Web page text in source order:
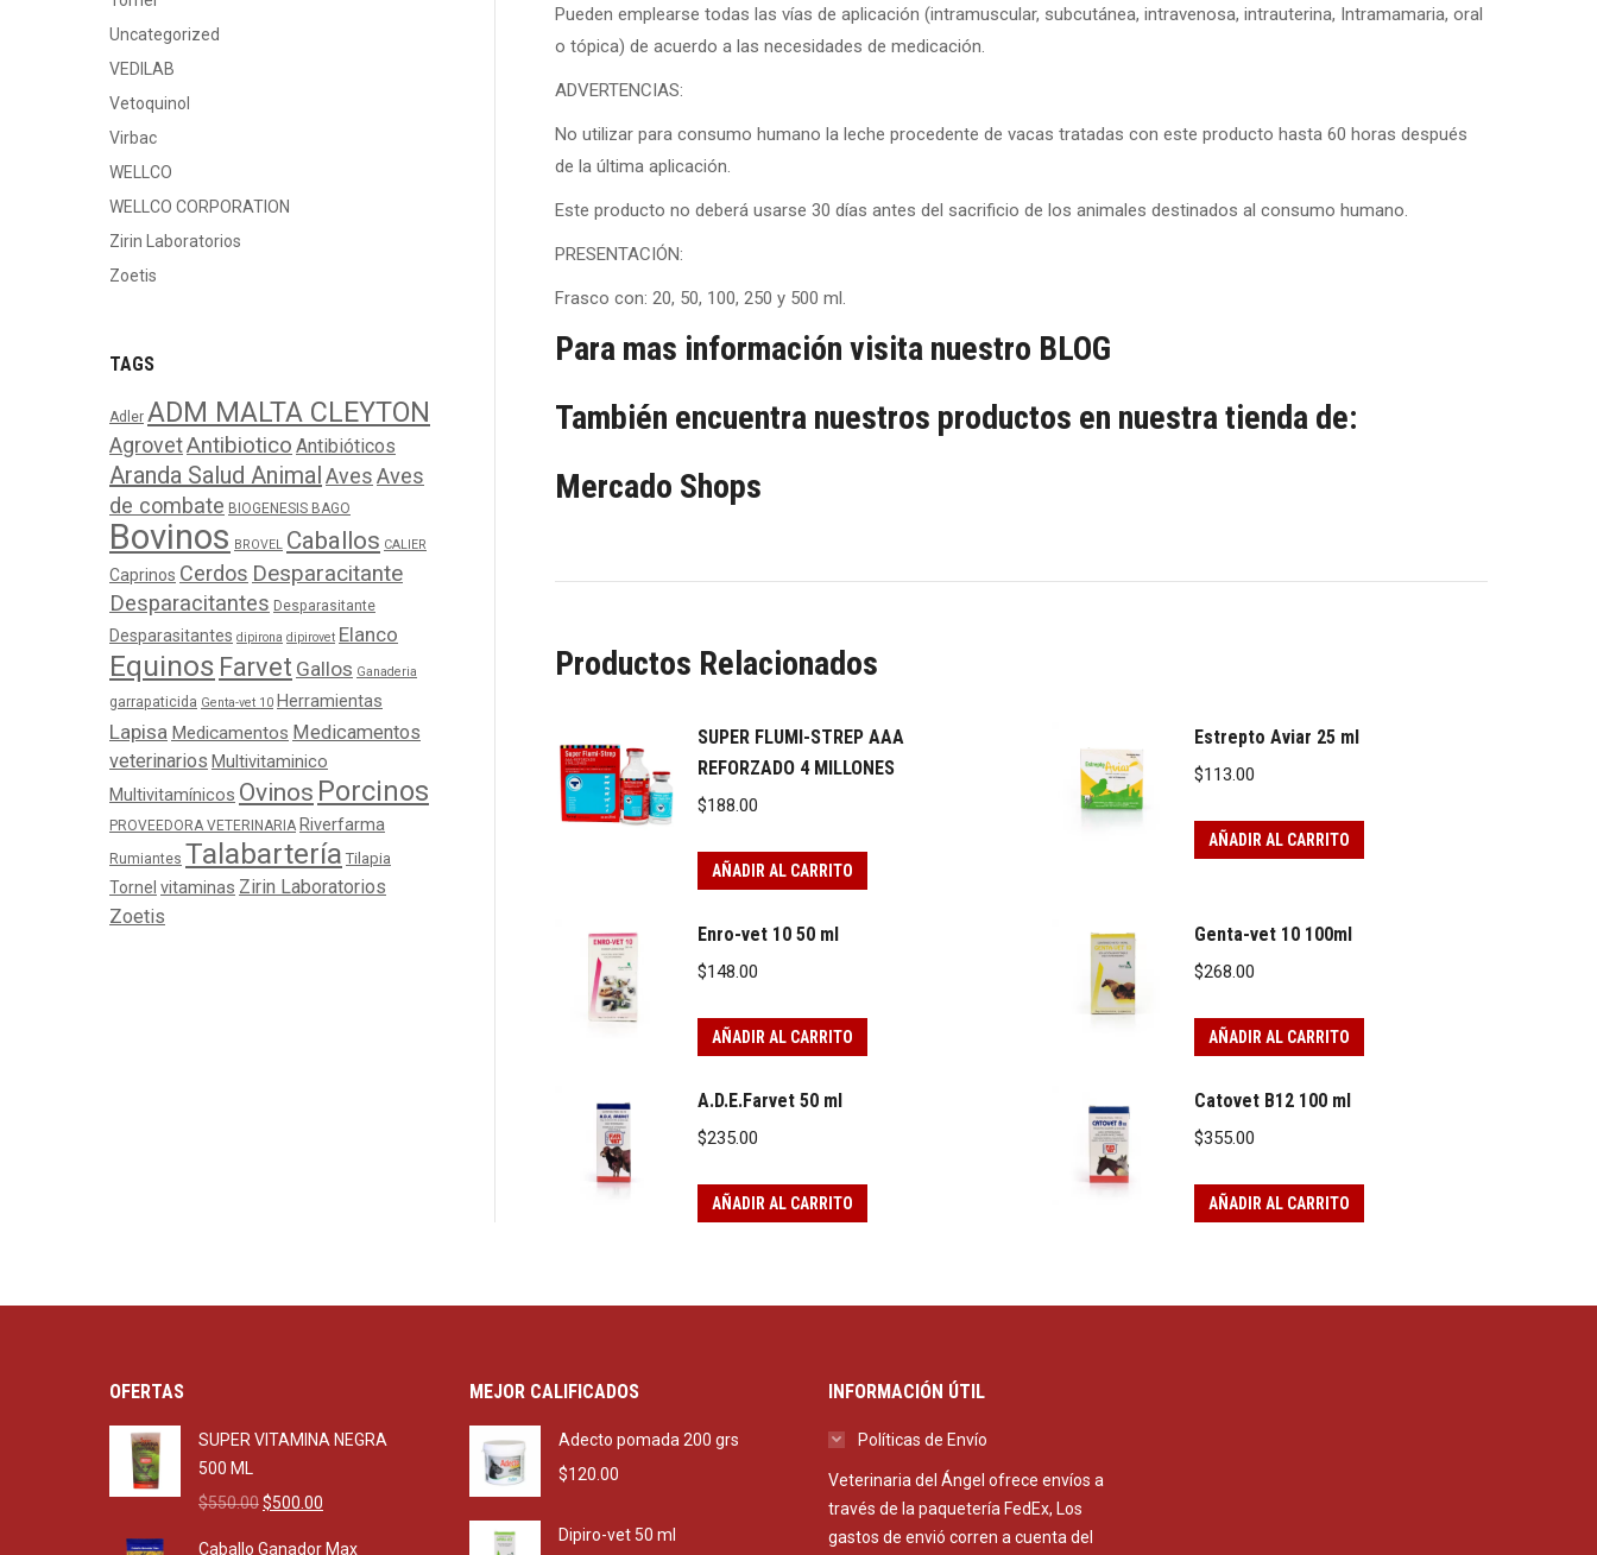
Pueden emplearse todas las vías de aplicación (intramuscular, subcutánea, intravenosa, intrauterina, Intramamaria, oral
o tópica) de acuerdo a las necesidades de medicación.
ADVERTENCIAS:
No utilizar para consumo humano la leche procedente de vacas tratadas con este producto hasta 60 horas después
de la última aplicación.
Este producto no deberá usarse 30 días antes del sacrificio de los animales destinados al consumo humano.
PRESENTACIÓN:
Frasco con: 20, 50, 100, 250 y 500 ml.
Para mas información visita nuestro BLOG
También encuentra nuestros productos en nuestra tienda de:
Mercado Shops
Productos Relacionados
SUPER FLUMI-STREP AAA
REFORZADO 4 MILLONES
$188.00
AÑADIR AL CARRITO
Estrepto Aviar 25 ml
$113.00
AÑADIR AL CARRITO
Enro-vet 10 50 ml
$148.00
AÑADIR AL CARRITO
Genta-vet 10 100ml
$268.00
AÑADIR AL CARRITO
A.D.E.Farvet 50 ml
$235.00
AÑADIR AL CARRITO
Catovet B12 100 ml
$355.00
AÑADIR AL CARRITO
Uncategorized
VEDILAB
Vetoquinol
Virbac
WELLCO
WELLCO CORPORATION
Zirin Laboratorios
Zoetis
TAGS
Adler ADM MALTA CLEYTON
AgrovetAntibiotico Antibióticos
Aranda Salud AnimalAvesAves
de combate BIOGENESIS BAGO
Bovinos BROVEL Caballos CALIER
Caprinos Cerdos Desparacitante
Desparacitantes Desparasitante
Desparasitantes dipirona dipirovet Elanco
Equinos Farvet Gallos Ganaderia
garrapaticida Genta-vet 10 Herramientas
Lapisa Medicamentos Medicamentos
veterinarios Multivitaminico
Multivitamínicos Ovinos Porcinos
PROVEEDORA VETERINARIA Riverfarma
Rumiantes Talabartería Tilapia
Tornel vitaminas Zirin Laboratorios
Zoetis
OFERTAS
SUPER VITAMINA NEGRA
500 ML
$550.00Original
$500.00
Caballo Ganador Max
MEJOR CALIFICADOS
Adecto pomada 200 grs
$120.00
Dipiro-vet 50 ml
INFORMACIÓN ÚTIL
Políticas de Envío
Veterinaria del Ángel ofrece envíos a
través de la paquetería FedEx, Los
gastos de envió corren a cuenta del